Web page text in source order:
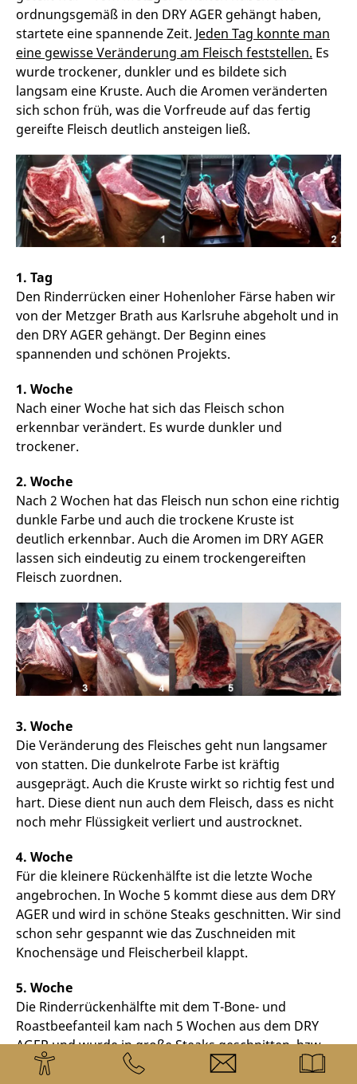
ordnungsgemäß in den DRY AGER gehängt haben,
startete eine spannende Zeit. Jeden Tag konnte man
eine gewisse Veränderung am Fleisch feststellen. Es
wurde trockener, dunkler und es bildete sich
langsam eine Kruste. Auch die Aromen veränderten
sich schon früh, was die Vorfreude auf das fertig
gereifte Fleisch deutlich ansteigen ließ.
1. Tag
Den Rinderrücken einer Hohenloher Färse haben wir
von der Metzger Brath aus Karlsruhe abgeholt und in
den DRY AGER gehängt. Der Beginn eines
spannenden und schönen Projekts.
1. Woche
Nach einer Woche hat sich das Fleisch schon
erkennbar verändert. Es wurde dunkler und
trockener.
2. Woche
Nach 2 Wochen hat das Fleisch nun schon eine richtig
dunkle Farbe und auch die trockene Kruste ist
deutlich erkennbar. Auch die Aromen im DRY AGER
lassen sich eindeutig zu einem trockengereiften
Fleisch zuordnen.
3. Woche
Die Veränderung des Fleisches geht nun langsamer
von statten. Die dunkelrote Farbe ist kräftig
ausgeprägt. Auch die Kruste wirkt so richtig fest und
hart. Diese dient nun auch dem Fleisch, dass es nicht
noch mehr Flüssigkeit verliert und austrocknet.
4. Woche
Für die kleinere Rückenhälfte ist die letzte Woche
angebrochen. In Woche 5 kommt diese aus dem DRY
AGER und wird in schöne Steaks geschnitten. Wir sind
schon sehr gespannt wie das Zuschneiden mit
Knochensäge und Fleischerbeil klappt.
5. Woche
Die Rinderrückenhälfte mit dem T-Bone- und
Roastbeefanteil kam nach 5 Wochen aus dem DRY
AGER und wurde in große Steaks geschnitten, bzw.
gesägt. Das Aroma war schon jetzt sagenhaft. Die